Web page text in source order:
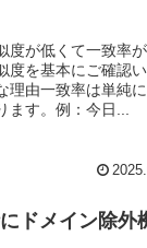
度が低くて一致率
度を基本にご確認
理由一致率は単純
ます。例：今日...
ドメイン除外